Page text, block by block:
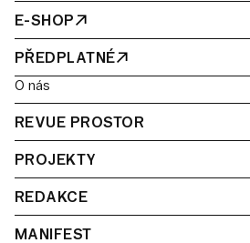
E-SHOP
PŘEDPLATNÉ
O nás
REVUE PROSTOR
PROJEKTY
REDAKCE
MANIFEST